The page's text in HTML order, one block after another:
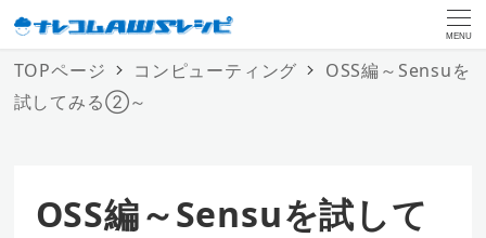
MENU
TOPページ コンピューティング
OSS編～Sensuを
試してみる②～
OSS編～Sensuを試して